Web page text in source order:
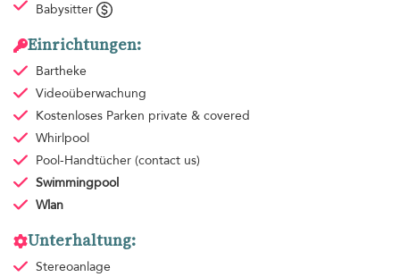
Babysitter
Einrichtungen:
Bartheke
Videoüberwachung
Kostenloses Parken private & covered
Whirlpool
Pool-Handtücher (contact us)
Swimmingpool
Wlan
Unterhaltung:
Stereoanlage